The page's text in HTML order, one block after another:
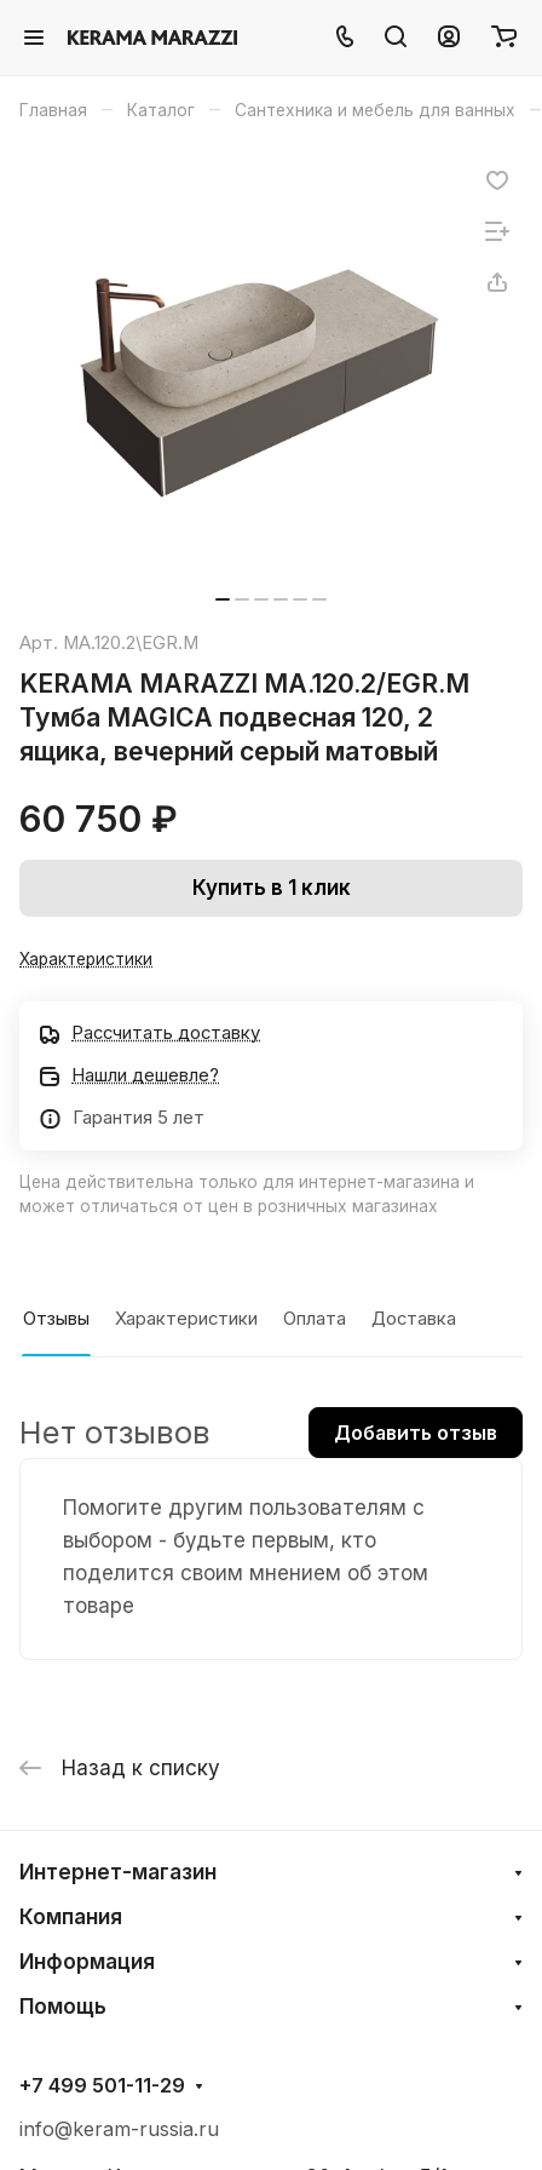
Главная – Каталог – Сантехника и мебель для ванных –
Арт. MA.120.2\EGR.M
KERAMA MARAZZI MA.120.2/EGR.M
Тумба MAGICA подвесная 120, 2
ящика, вечерний серый матовый
60 750 ₽
Купить в 1 клик
Характеристики
Рассчитать доставку
Нашли дешевле?
Гарантия 5 лет
Цена действительна только для интернет-магазина и
может отличаться от цен в розничных магазинах
Отзывы Характеристики Оплата Доставка
Помогите другим пользователям с
выбором - будьте первым, кто
поделится своим мнением об этом
товаре
Нет отзывов Добавить отзыв
Назад к списку
Интернет-магазин
Компания
Информация
Помощь
+7 499 501-11-29
info@keram-russia.ru